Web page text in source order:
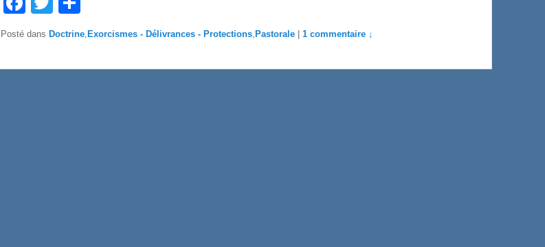
e
b
t
t
t
a
Posté dans Doctrine Exorcismes - Délivrances - Protections Pastorale 1 commentaire ↓